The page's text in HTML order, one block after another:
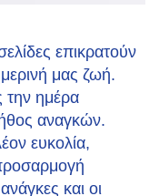
επικρατούν
μας ζωή.
την ημέρα
αναγκών.
ευκολία,
και οι